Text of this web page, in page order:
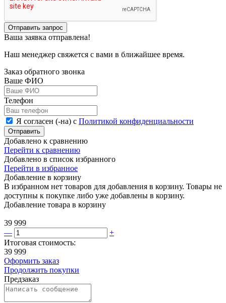
Отправить запрос
Ваша заявка отправлена!
Наш менеджер свяжется с вами в ближайшее время.
Заказ обратного звонка
Ваше ФИО
Телефон
Я согласен (-на) с Политикой конфиденциальности
Отправить
Добавлено к сравнению
Перейти к сравнению
Добавлено в список избранного
Перейти в избранное
Добавление в корзину
В избранном нет товаров для добавления в корзину. Товары не
доступны к покупке либо уже добавлены в корзину.
Добавление товара в корзину
39 999
—
+
Итоговая стоимость:
39 999
Оформить заказ
Продолжить покупки
Предзаказ